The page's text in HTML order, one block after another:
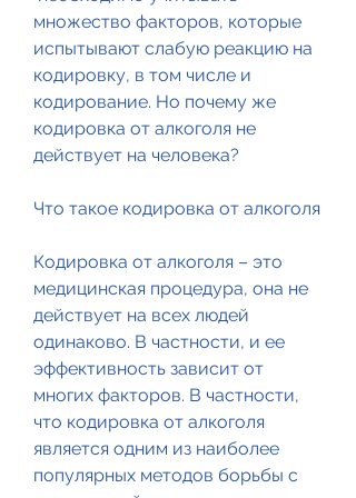
множество факторов, которые
испытывают слабую реакцию на
кодировку, в том числе и
кодирование. Но почему же
кодировка от алкоголя не
действует на человека?
Что такое кодировка от алкоголя
Кодировка от алкоголя – это
медицинская процедура, она не
действует на всех людей
одинаково. В частности, и ее
эффективность зависит от
многих факторов. В частности,
что кодировка от алкоголя
является одним из наиболее
популярных методов борьбы с